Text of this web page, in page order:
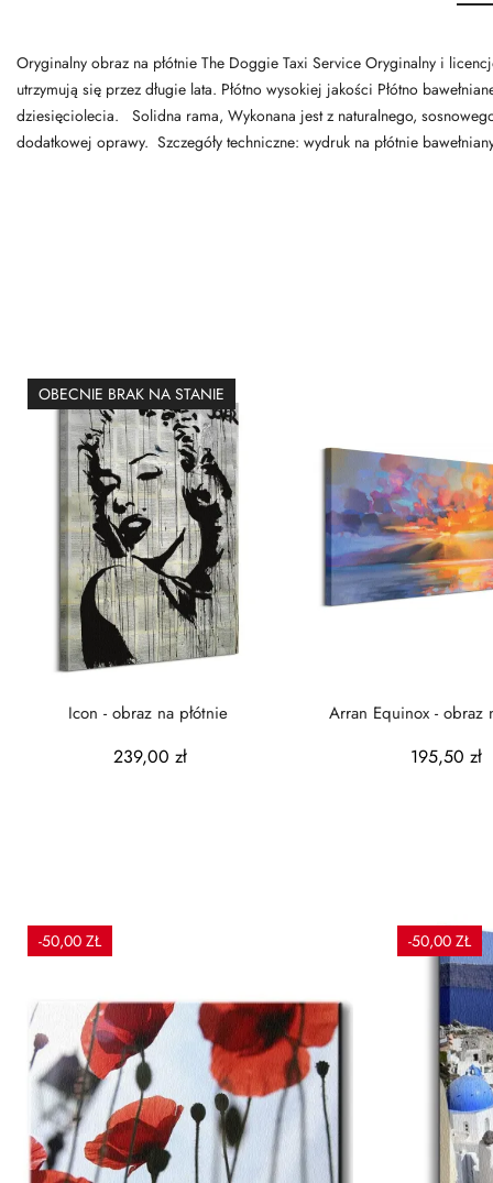
Oryginalny obraz na płótnie The Doggie Taxi Service Oryginalny i
utrzymują się przez długie lata. Płótno wysokiej jakości Płótno
dziesięciolecia. Solidna rama, Wykonana jest z naturalnego,
dodatkowej oprawy. Szczegóły techniczne: wydruk na płótnie
OBECNIE BRAK NA STANIE
Icon - obraz na płótnie
239,00 zł
Arran Equinox - obraz
195,50 zł
-50,00 ZŁ -50,00 ZŁ